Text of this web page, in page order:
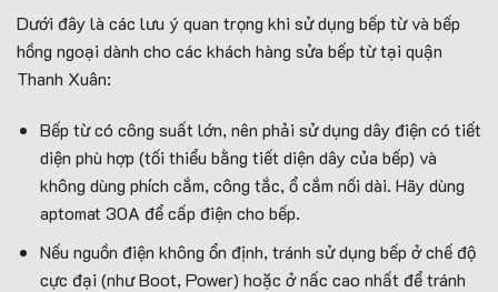
Dưới đây là các lưu ý quan trọng khi sử dụng bếp từ và bếp
hồng ngoại dành cho các khách hàng sửa bếp từ tại quận
Thanh Xuân:
Bếp từ có công suất lớn, nên phải sử dụng dây điện có tiết
diện phù hợp (tối thiểu bằng tiết diện dây của bếp) và
không dùng phích cắm, công tắc, ổ cắm nối dài. Hãy dùng
aptomat 30A để cấp điện cho bếp.
Nếu nguồn điện không ổn định, tránh sử dụng bếp ở chế độ
cực đại (như Boot, Power) hoặc ở nấc cao nhất để tránh